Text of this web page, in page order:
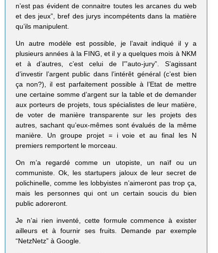
n’est pas évident de connaitre toutes les arcanes du web
et des jeux”, bref des jurys incompétents dans la matière
qu’ils manipulent.
Un autre modèle est possible, je l’avait indiqué il y a
plusieurs années à la FING, et il y a quelques mois à NKM
et à d’autres, c’est celui de l'”auto-jury”. S’agissant
d’investir l’argent public dans l’intérêt général (c’est bien
ça non?), il est parfaitement possible à l’Etat de mettre
une certaine somme d’argent sur la table et de demander
aux porteurs de projets, tous spécialistes de leur matière,
de voter de manière transparente sur les projets des
autres, sachant qu’eux-mêmes sont évalués de la même
manière. Un groupe projet = i voie et au final les N
premiers remportent le morceau.
On m’a regardé comme un utopiste, un naïf ou un
communiste. Ok, les startupers jaloux de leur secret de
polichinelle, comme les lobbyistes n’aimeront pas trop ça,
mais les personnes qui ont un certain soucis du bien
public adoreront.
Je n’ai rien inventé, cette formule commence à exister
ailleurs et à fournir ses fruits. Demande par exemple
“NetzNetz” à Google.